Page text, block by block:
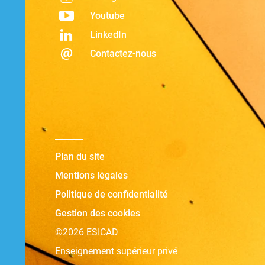
Youtube
LinkedIn
Contactez-nous
Plan du site
Mentions légales
Politique de confidentialité
Gestion des cookies
©2026 ESICAD
Enseignement supérieur privé